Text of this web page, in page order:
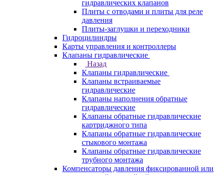
гидравлических клапанов
Плиты с отводами и плиты для реле
давления
Плиты-заглушки и переходники
Гидроцилиндры
Карты управления и контроллеры
Клапаны гидравлические
Назад
Клапаны гидравлические
Клапаны встраиваемые
гидравлические
Клапаны наполнения обратные
гидравлические
Клапаны обратные гидравлические
картриджного типа
Клапаны обратные гидравлические
стыкового монтажа
Клапаны обратные гидравлические
трубного монтажа
Компенсаторы давления фиксированной или